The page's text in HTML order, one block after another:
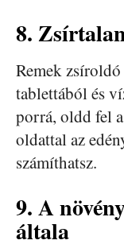
8.
Remek
tablettából és
porrá, oldd fel
oldattal az
számíthatsz.
9. A
általa